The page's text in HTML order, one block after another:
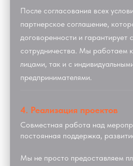
После согласования всех
партнерское соглашение,
договоренности и гарантирует
сотрудничества. Мы работаем
лицами, так и с
предпринимателями.
4. Реализация проектов
Совместная работа над
постоянная поддержка,
Мы не просто предоставляем